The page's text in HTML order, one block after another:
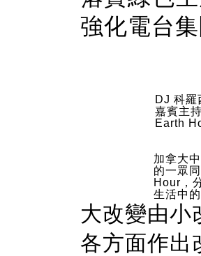
強化電台
DJ 科羅
嘉賓主
Earth
加拿大
的一眾
Hour，
生活中
大改變由小
各方面作出